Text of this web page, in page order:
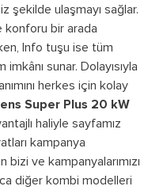
şekilde ulaşmayı sağlar.
konforu bir arada
Info tuşu ise tüm
sunar. Dolayısıyla
herkes için kolay
Super Plus 20 kW
haliyle sayfamız
kampanya
ve kampanyalarımızı
diğer kombi modelleri